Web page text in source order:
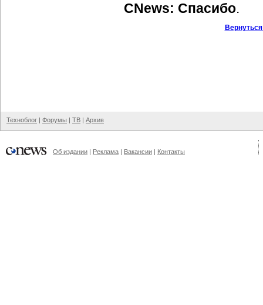
CNews: Спасибо.
Техноблог | Форумы | ТВ | Архив
Об издании | Реклама | Вакансии | Контакты